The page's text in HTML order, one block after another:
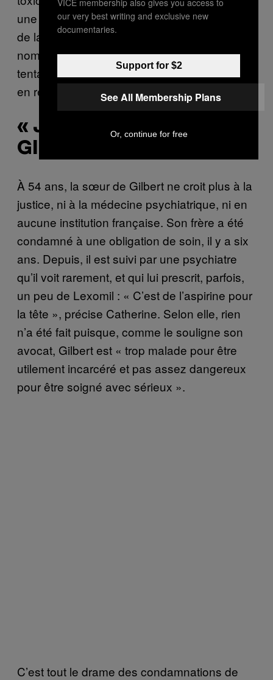
une toxicomanie symptomatique des troubles
de la personnalité ». Il a été hospitalisé à de
nombreuses reprises pour plusieurs
tentatives de suicide graves avec passage
en réanimation.
« J’AI RECHUTÉ. » –
GILBERT
À 54 ans, la sœur de Gilbert ne croit plus à la
justice, ni à la médecine psychiatrique, ni en
aucune institution française. Son frère a été
condamné à une obligation de soin, il y a six
ans. Depuis, il est suivi par une psychiatre
qu’il voit rarement, et qui lui prescrit, parfois,
un peu de Lexomil : « C’est de l’aspirine pour
la tête », précise Catherine. Selon elle, rien
n’a été fait puisque, comme le souligne son
avocat, Gilbert est « trop malade pour être
utilement incarcéré et pas assez dangereux
pour être soigné avec sérieux ».
C’est tout le drame des condamnations de
our very best writing and exclusive new
documentaries.
Support for $2
See All Membership Plans
Or, continue for free